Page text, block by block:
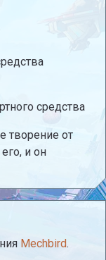
средства
творение от
и он
Mechbird.